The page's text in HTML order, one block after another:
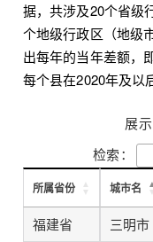
据，共涉及20个省级
个地级行政区（地级
出每年的当年差额，
每个县在2020年及以
展示
检索：
所属省份 城市名
福建省 三明市